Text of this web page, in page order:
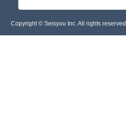
Copyright © Seisyou Inc. All rights reserved.